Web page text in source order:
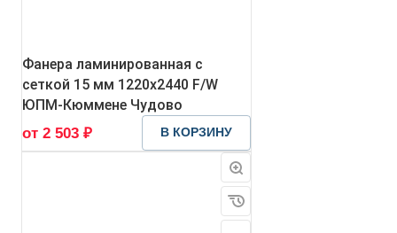
Фанера ламинированная с
сеткой 15 мм 1220х2440 F/W
ЮПМ-Кюммене Чудово
от 2 503 ₽
В КОРЗИНУ